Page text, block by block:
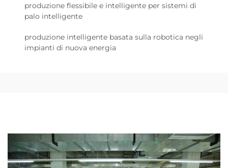
produzione flessibile e intelligente per sistemi di
palo intelligente
produzione intelligente basata sulla robotica negli
impianti di nuova energia